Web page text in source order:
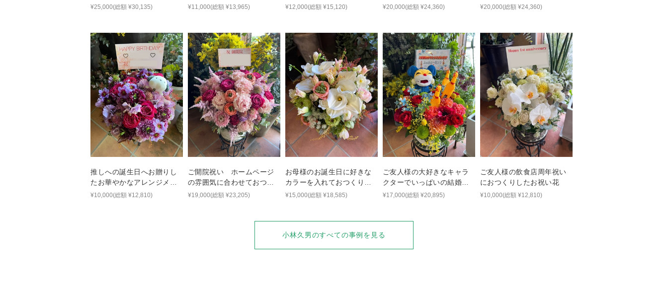
のアレンジ
¥25,000(総額 ¥30,135) ¥11,000(総額 ¥13,965) ¥12,000(総額 ¥15,120)
ンド花
¥20,000(総額 ¥24,360) ¥20,000(総額 ¥24,360)
推しへの誕生日へお贈りし
たお華やかなアレンジメン
ト
¥10,000(総額 ¥12,810)
ご開院祝い ホームページ
の雰囲気に合わせておつく
りしたアレンジメント
¥19,000(総額 ¥23,205)
お母様のお誕生日に好きな
カラーを入れておつくり上
品なアレンジメント
¥15,000(総額 ¥18,585)
ご友人様の大好きなキャラ
クターでいっぱいの結婚祝
いアレンジメント
¥17,000(総額 ¥20,895)
ご友人様の飲食店周年祝い
におつくりしたお祝い花
¥10,000(総額 ¥12,810)
小林久男のすべての事例を見る